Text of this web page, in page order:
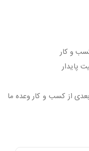
و کار
پایدار
از کسب و کار وعده ما